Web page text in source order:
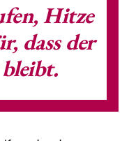
Hitze
dass der